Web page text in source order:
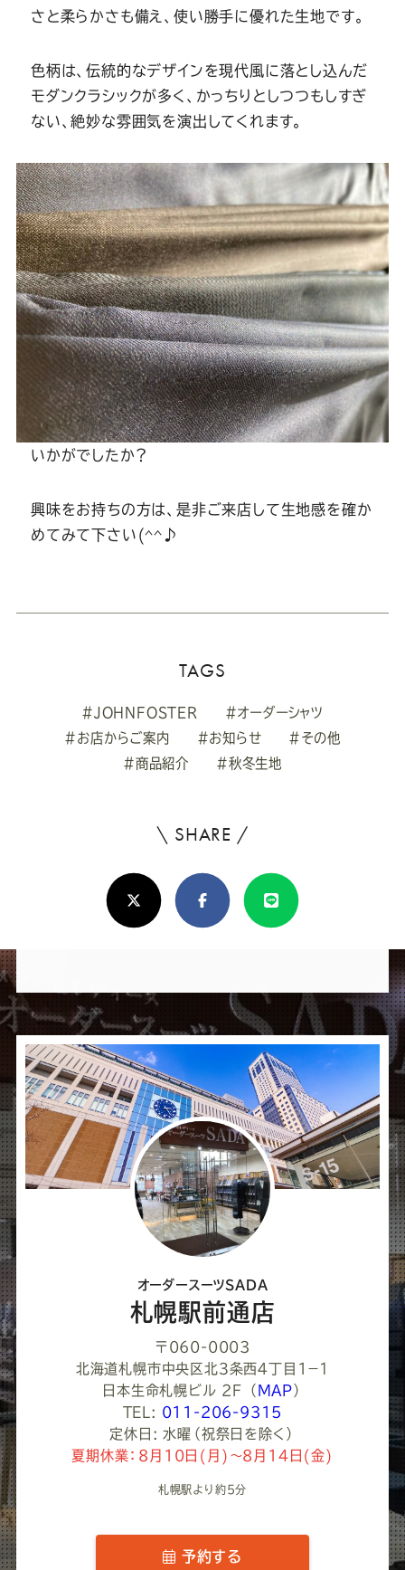
さと柔らかさも備え、使い勝手に優れた生地です。
色柄は、伝統的なデザインを現代風に落とし込んだ
モダンクラシックが多く、かっちりとしつつもしすぎ
ない、絶妙な雰囲気を演出してくれます。
いかがでしたか？
興味をお持ちの方は、是非ご来店して生地感を確か
めてみて下さい(^^♪
TAGS
#JOHNFOSTER
#オーダーシャツ
#お店からご案内
#お知らせ
#その他
#商品紹介
#秋冬生地
\ SHARE /
ろ
し
け
ば
シ
ェ
ア
し
て
く
だ
い
X(Twitter)FacebookLine
オーダースーツSADA
札幌駅前通店
〒060-0003
北海道札幌市中央区北３条西４丁目1−１
日本生命札幌ビル 2F
（ MAP ）
TEL: 011-206-9315
定休日: 水曜（祝祭日を除く）
夏期休業：8月10日(月)～8月14日(金)
札幌駅より約5分
予約する